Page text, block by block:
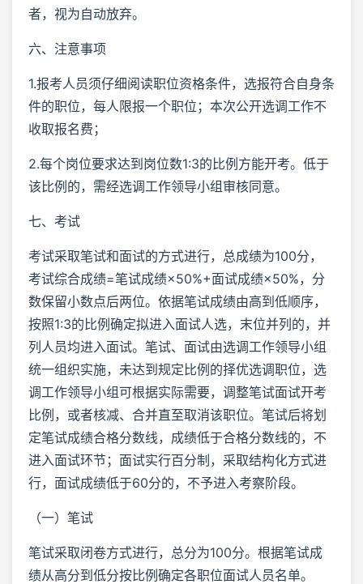
者，视为自动放弃。
六、注意事项
1.报考人员须仔细阅读职位资格条件，选报符合自身条
件的职位，每人限报一个职位；本次公开选调工作不
收取报名费；
2.每个岗位要求达到岗位数1:3的比例方能开考。低于
该比例的，需经选调工作领导小组审核同意。
七、考试
考试采取笔试和面试的方式进行，总成绩为100分，
考试综合成绩=笔试成绩×50%+面试成绩×50%，分
数保留小数点后两位。依据笔试成绩由高到低顺序，
按照1:3的比例确定拟进入面试人选，末位并列的，并
列人员均进入面试。笔试、面试由选调工作领导小组
统一组织实施，未达到规定比例的择优选调职位，选
调工作领导小组可根据实际需要，调整笔试面试开考
比例，或者核减、合并直至取消该职位。笔试后将划
定笔试成绩合格分数线，成绩低于合格分数线的，不
进入面试环节；面试实行百分制，采取结构化方式进
行，面试成绩低于60分的，不予进入考察阶段。
（一）笔试
笔试采取闭卷方式进行，总分为100分。根据笔试成
绩从高分到低分按比例确定各职位面试人员名单。